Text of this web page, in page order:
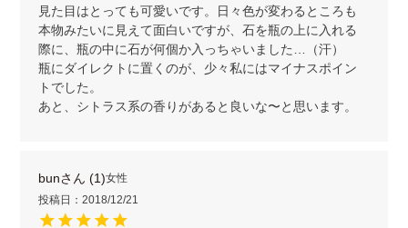
見た目はとっても可愛いです。日々色が変わるところも
本物みたいに見えて面白いですが、石を瓶の上に入れる
際に、瓶の中に石が何個か入っちゃいました…（汗）
瓶にダイレクトに置くのが、少々私にはマイナスポイン
トでした。
あと、シトラス系の香りがあると良いな〜と思います。
bun 1 女性
投稿日
2018/12/21